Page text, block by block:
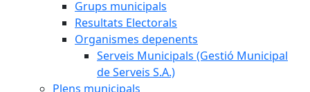
Grups municipals
Resultats Electorals
Organismes depenents
Serveis Municipals (Gestió Municipal
de Serveis S.A.)
Plens municipals